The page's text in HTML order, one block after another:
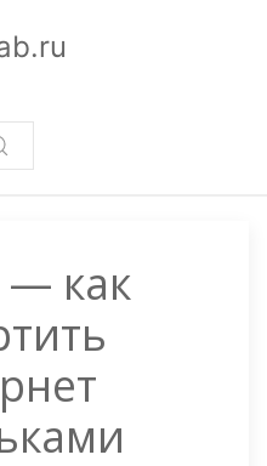
— как